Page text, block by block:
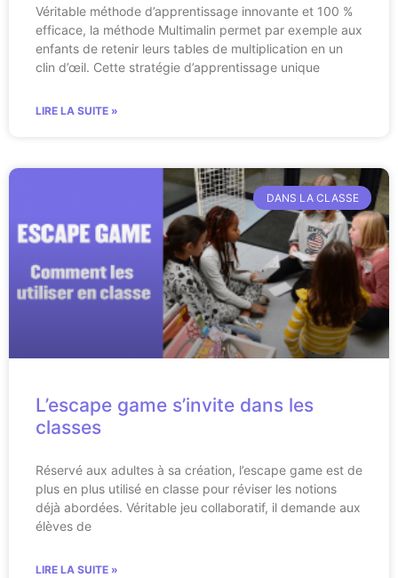
Véritable méthode d’apprentissage innovante et 100 %
efficace, la méthode Multimalin permet par exemple aux
enfants de retenir leurs tables de multiplication en un
clin d’œil. Cette stratégie d’apprentissage unique
LIRE LA SUITE »
DANS LA CLASSE
L’escape game s’invite dans les
classes
Réservé aux adultes à sa création, l’escape game est de
plus en plus utilisé en classe pour réviser les notions
déjà abordées. Véritable jeu collaboratif, il demande aux
élèves de
LIRE LA SUITE »